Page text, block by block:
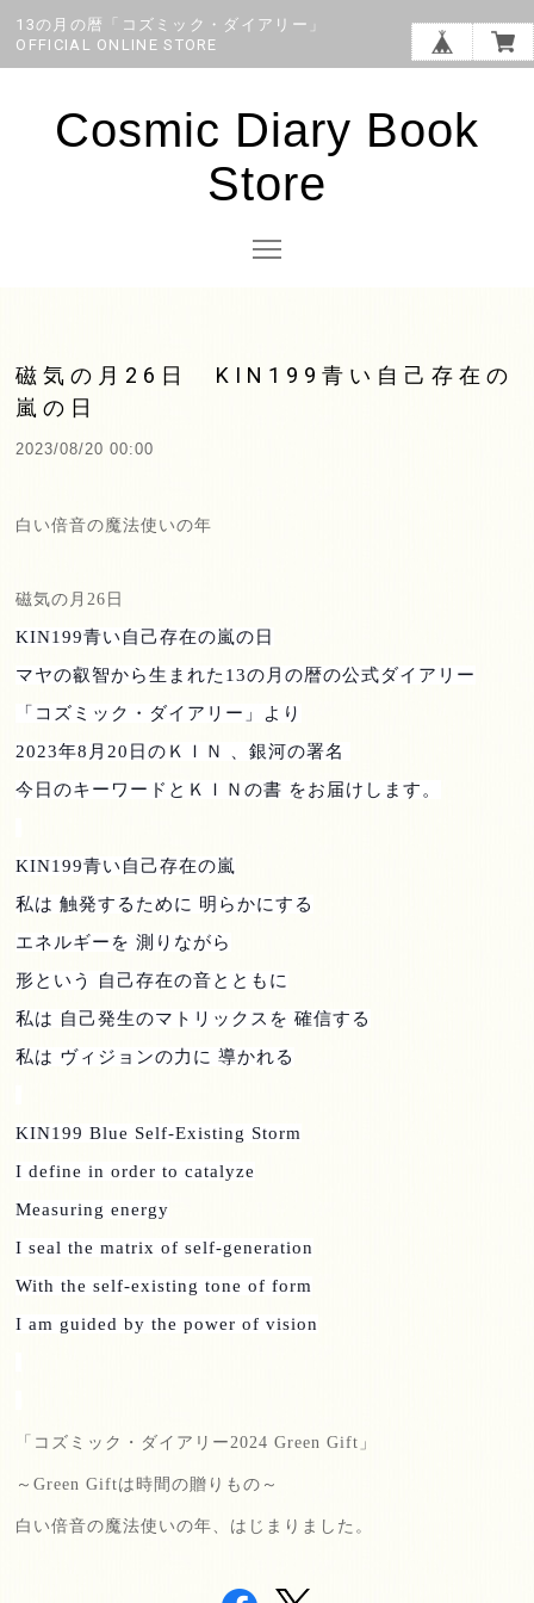
13の月の暦「コズミック・ダイアリー」
OFFICIAL ONLINE STORE
Cosmic Diary Book
Store
磁気の月26日 KIN199青い自己存在の
嵐の日
2023/08/20 00:00
白い倍音の魔法使いの年
磁気の月26 日
KIN199青い自己存在の嵐の日
マヤの叡智から生まれた 13の月の暦の公式ダイアリー
「コズミック・ダイアリー」より
2023年8 月 20 日のＫＩＮ 、銀河の署名
今日のキーワードとＫＩＮの書 をお届けします。
KIN199青い自己存在の嵐
私は 触発するために 明らかにする
エネルギーを 測りながら
形という 自己存在の音とともに
私は 自己発生のマトリックスを 確信する
私は ヴィジョンの力に 導かれる
KIN199 Blue Self-Existing Storm
I define in order to catalyze
Measuring energy
I seal the matrix of self-generation
With the self-existing tone of form
I am guided by the power of vision
「コズミック・ダイアリー2024 Green Gift 」
～Green Giftは時間の贈りもの～
白い倍音の魔法使いの年、はじまりました。